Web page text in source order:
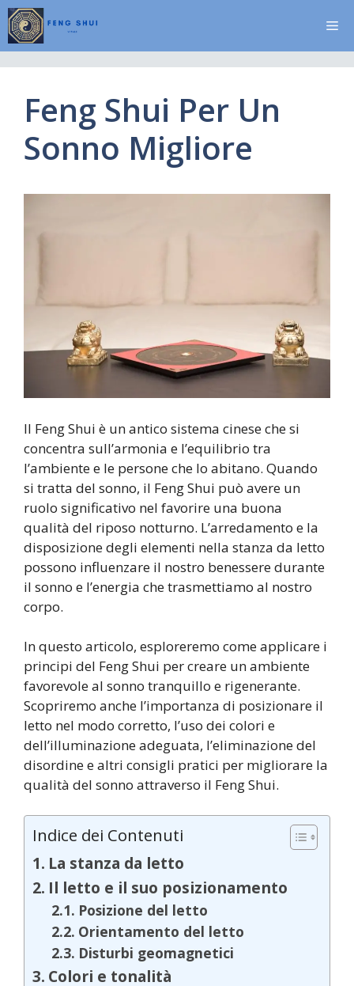
Vai
al
contenuto
Feng Shui Per Un
Sonno Migliore
Il Feng Shui è un antico sistema cinese che si
concentra sull’armonia e l’equilibrio tra
l’ambiente e le persone che lo abitano. Quando
si tratta del sonno, il Feng Shui può avere un
ruolo significativo nel favorire una buona
qualità del riposo notturno. L’arredamento e la
disposizione degli elementi nella stanza da letto
possono influenzare il nostro benessere durante
il sonno e l’energia che trasmettiamo al nostro
corpo.
In questo articolo, esploreremo come applicare i
principi del Feng Shui per creare un ambiente
favorevole al sonno tranquillo e rigenerante.
Scopriremo anche l’importanza di posizionare il
letto nel modo corretto, l’uso dei colori e
dell’illuminazione adeguata, l’eliminazione del
disordine e altri consigli pratici per migliorare la
qualità del sonno attraverso il Feng Shui.
Indice dei Contenuti
La stanza da letto
Il letto e il suo posizionamento
Posizione del letto
Orientamento del letto
Disturbi geomagnetici
Colori e tonalità